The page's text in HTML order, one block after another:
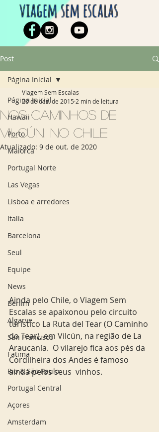
viagem sem escalas
Post
Página Inicial
Hawaii
Porto
Maiorca
Portugal Norte
Las Vegas
Lisboa e arredores
Italia
Barcelona
Seul
Equipe
News
Berlim
Algarve
San Francisco
Fatima
Rio & São Paulo
Portugal Central
Açores
Amsterdam
Página Inicial
Nos caminhos de
Vilcún, no Chile
Viagem Sem Escalas
20 de dez. de 2015 2 min de leitura
Atualizado: 9 de out. de 2020
Ainda pelo Chile, o Viagem Sem
Escalas se apaixonou pelo circuito
turístico La Ruta del Tear (O Caminho
do Tear), em Vilcún, na região de La
Araucanía.  O vilarejo fica aos pés da
Cordilheira dos Andes é famoso
ainda pelos seus  vinhos.